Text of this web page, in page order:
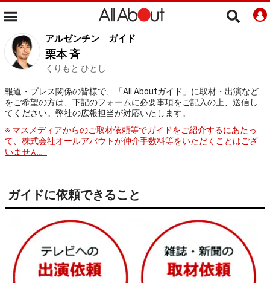
アルゼンチン ガイド
栗本 斉
くりもと ひとし
報道・プレス関係の皆様で、「All Aboutガイド」に取材・出演など
をご希望の方は、下記のフォームに必要事項をご記入の上、送信し
てください。弊社の広報担当が対応いたします。
※ マスメディアからのご取材依頼等でガイドをご紹介するにあたっ
て、株式会社オールアバウトが仲介手数料等をいただくことはござ
いません。
ガイドに依頼できること